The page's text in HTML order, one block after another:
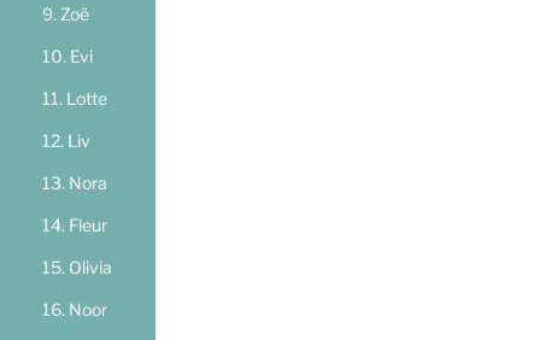
Zoë
Evi
Lotte
Liv
Nora
Fleur
Olivia
Noor